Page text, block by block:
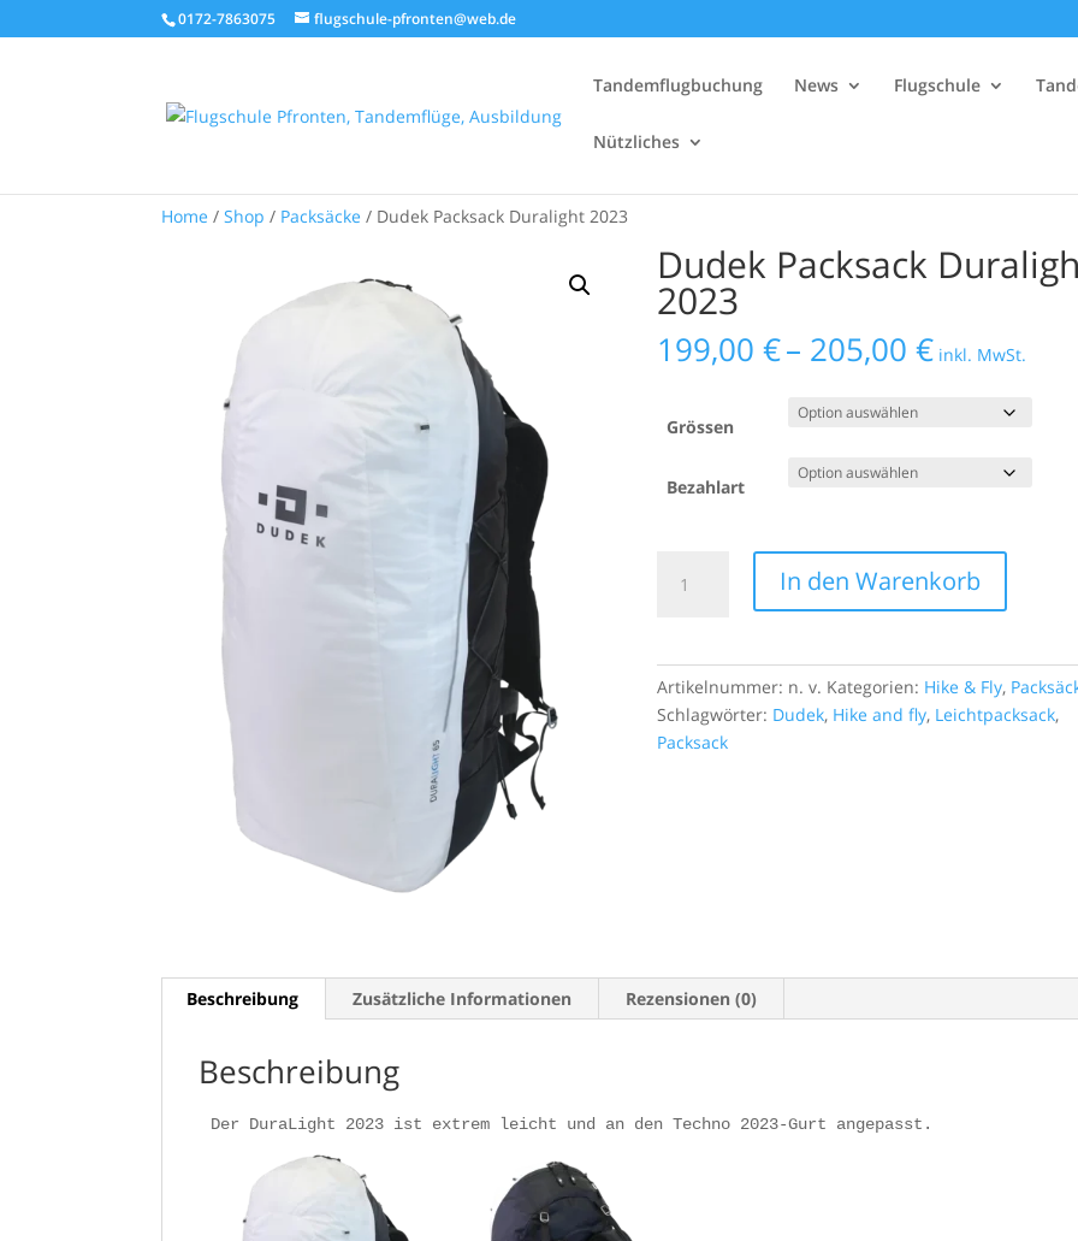
0172-7863075 flugschule-pfronten@web.de
Tandemflugbuchung News Flugschule
Nützliches
Home /Shop / Packsäcke / Dudek Packsack Duralight 2023
Dudek Packsack
2023
199,00€– 205,00€
199,00 €
205,00 €
inkl. MwSt.
Grössen
Bezahlart
Packsack
Menge
In den Warenkorb
Artikelnummer: n. v. Kategorien: Hike & Fly,
Schlagwörter: Dudek, Hike and fly, Leichtpacksack,
Packsack
Beschreibung Zusätzliche Informationen Rezensionen (0)
Beschreibung
super